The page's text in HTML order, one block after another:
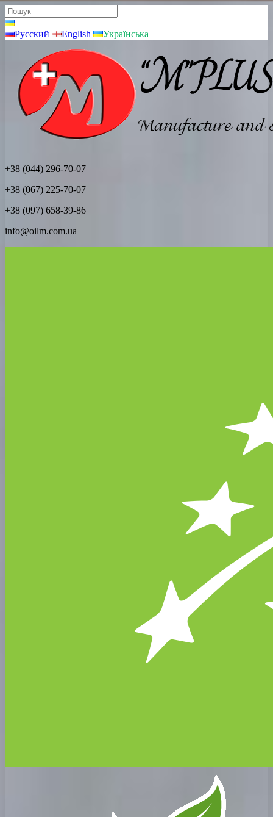
Русский English Українська
+38 (044) 296-70-07
+38 (067) 225-70-07
+38 (097) 658-39-86
info@oilm.com.ua